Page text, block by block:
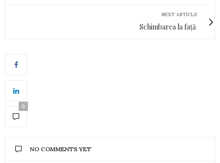
NEXT ARTICLE
Schimbarea la față
0
NO COMMENTS YET